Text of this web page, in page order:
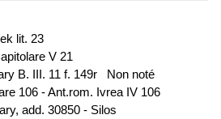
lit. 23
V 21
B. III. 11 f. 149r Non noté
106 - Ant.rom. Ivrea IV 106
add. 30850 - Silos